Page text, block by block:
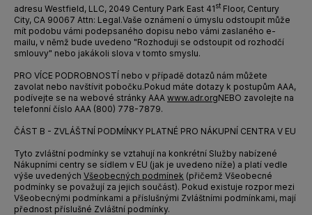
adresu Westfield, LLC, 2049 Century Park East 41st Floor, Century
City, CA 90067 Attn: Legal.Vaše oznámení o úmyslu odstoupit může
mít podobu vámi podepsaného dopisu nebo vámi zaslaného e-
mailu, v němž bude uvedeno "Rozhoduji se odstoupit od rozhodčí
smlouvy" nebo jakákoli slova v tomto smyslu.
PRO VÍCE PODROBNOSTÍ nebo v případě dotazů nám můžete
zavolat nebo navštívit pobočku.Pokud máte dotazy k postupům AAA,
podívejte se na webové stránky AAA www.adr.orgNEBO zavolejte na
telefonní číslo AAA (800) 778-7879.
ČÁST B - ZVLÁŠTNÍ PODMÍNKY PLATNÉ PRO NÁKUPNÍ CENTRA V EU
Tyto zvláštní podmínky se vztahují na konkrétní Služby nabízené
Nákupními centry se sídlem v EU (jak je uvedeno níže) a platí vedle
výše uvedených Všeobecných podmínek (přičemž Všeobecné
podmínky se považují za jejich součást). Pokud existuje rozpor mezi
Všeobecnými podmínkami a příslušnými Zvláštními podmínkami, mají
přednost příslušné Zvláštní podmínky.